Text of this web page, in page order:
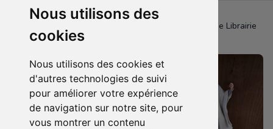
Nous utilisons des
cookies
Nous utilisons des cookies et
d'autres technologies de suivi
pour améliorer votre expérience
de navigation sur notre site, pour
vous montrer un contenu
Nantaise
La Mystérieuse Librairie